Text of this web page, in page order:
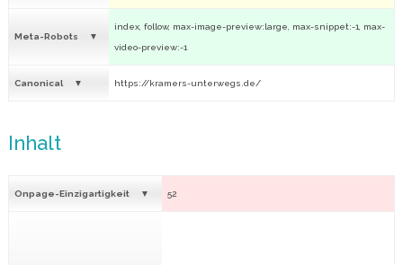
Meta-Robots
index, follow, max-image-preview:large, max-snippet:-1, max-
video-preview:-1
Canonical https://kramers-unterwegs.de/
Inhalt
Onpage-Einzigartigkeit 52